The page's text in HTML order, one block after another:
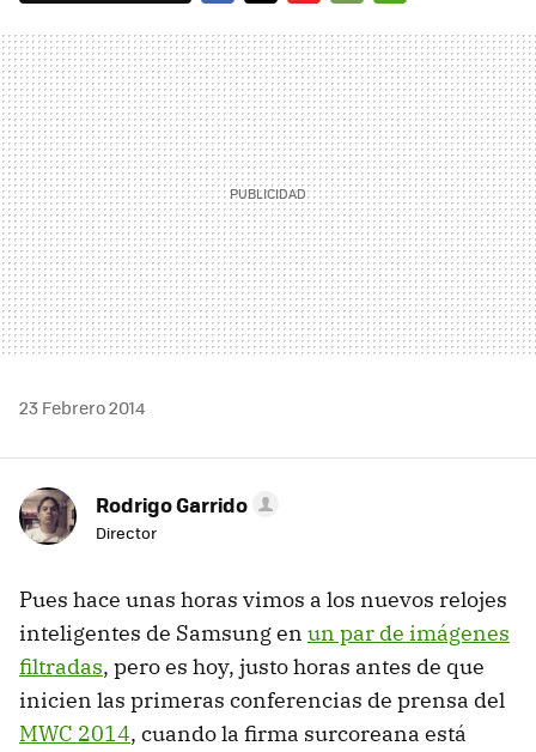
MAIL
23 Febrero 2014
Rodrigo Garrido
Director
Pues hace unas horas vimos a los nuevos relojes
inteligentes de Samsung en un par de imágenes
filtradas, pero es hoy, justo horas antes de que
inicien las primeras conferencias de prensa del
MWC 2014, cuando la firma surcoreana está